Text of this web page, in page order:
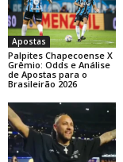
Apostas
Palpites Chapecoense X
Grêmio: Odds e Análise
de Apostas para o
Brasileirão 2026